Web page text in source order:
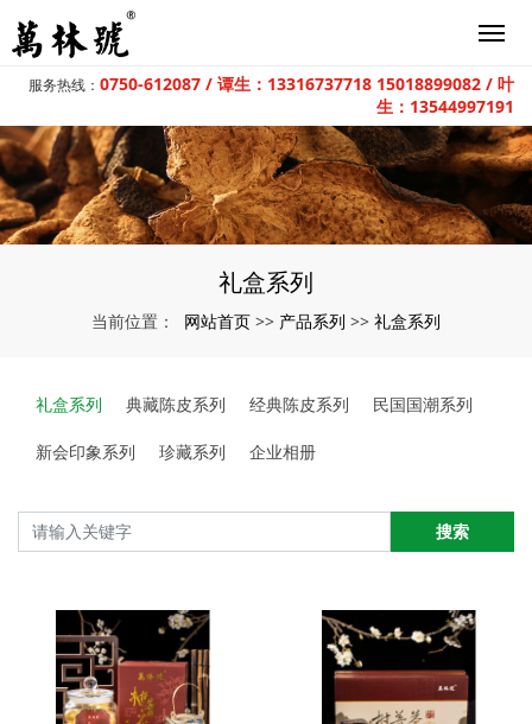
服务热线： 0750-612087 / 谭生：13316737718 15018899082 / 叶
生：13544997191
礼盒系列
当前位置： 网站首页 >> 产品系列 >> 礼盒系列
礼盒系列 典藏陈皮系列 经典陈皮系列 民国国潮系列
新会印象系列 珍藏系列 企业相册
搜索